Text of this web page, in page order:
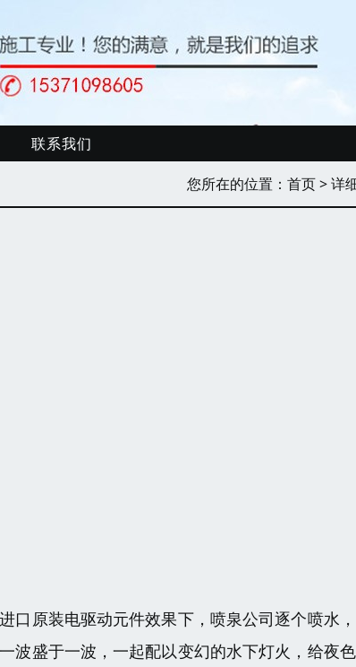
联系我们
您所在的位置： 首页> 详
口原装电驱动元件效果下，喷泉公司逐个喷水
波盛于一波，一起配以变幻的水下灯火，给夜